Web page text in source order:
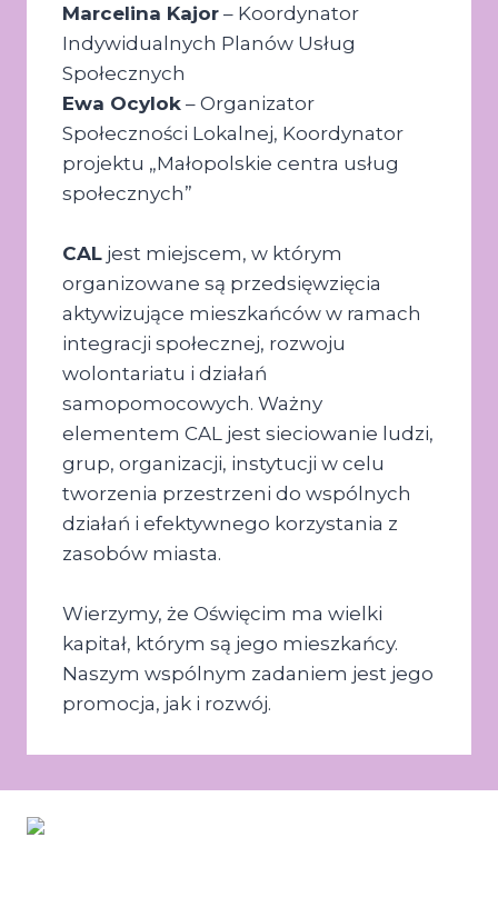
Marcelina Kajor – Koordynator
Indywidualnych Planów Usług
Społecznych
Ewa Ocylok – Organizator
Społeczności Lokalnej, Koordynator
projektu „Małopolskie centra usług
społecznych”
CAL jest miejscem, w którym
organizowane są przedsięwzięcia
aktywizujące mieszkańców w ramach
integracji społecznej, rozwoju
wolontariatu i działań
samopomocowych. Ważny
elementem CAL jest sieciowanie ludzi,
grup, organizacji, instytucji w celu
tworzenia przestrzeni do wspólnych
działań i efektywnego korzystania z
zasobów miasta.
Wierzymy, że Oświęcim ma wielki
kapitał, którym są jego mieszkańcy.
Naszym wspólnym zadaniem jest jego
promocja, jak i rozwój.